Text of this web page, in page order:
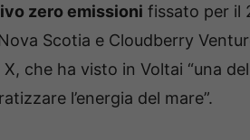
zero emissioni fissato per il
Scotia e Cloudberry
X, che ha visto in Voltai “una
l’energia del mare”.